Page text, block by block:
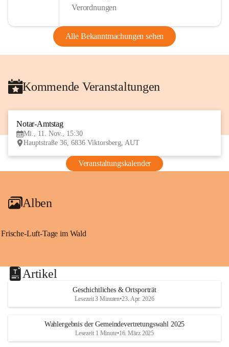
Verordnungen
Alle Bekanntmachungen sehen
Kommende Veranstaltungen
Notar-Amtstag
Mi., 11. Nov., 15:30
Hauptstraße 36, 6836 Viktorsberg, AUT
Veranstaltungskalender
Alben
Frische-Luft-Tage im Wald
Artikel
Geschichtliches & Ortsporträt
Lesezeit 3 Minuten•23. Apr. 2026
Wahlergebnis der Gemeindevertretungswahl 2025
Lesezeit 1 Minute•16. März 2025